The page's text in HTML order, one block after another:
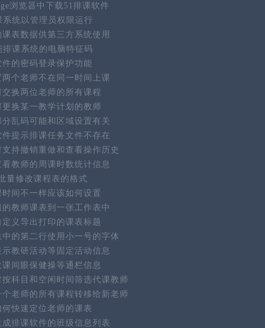
浏览器中下载51排课软件
统以管理员权限运行
表数据供第三方系统使用
课系统的电脑特征码
的密码登录保护功能
个老师不在同一时间上课
换两位老师的所有课程
换某一教学计划的教师
乱码可能和区域设置有关
提示排课任务文件不存在
持撤销重做和查看操作历史
教师的周课时数统计信息
量修改课程表的格式
间不一样应该如何设置
教师课表到一张工作表中
义导出打印的课表标题
的第二行使用小一号的字体
教研活动等固定活动信息
间眼保健操等通栏信息
科目和空闲时间筛选代课教师
老师的所有课程转移给新老师
快速定位老师的课表
排课软件的班级信息列表